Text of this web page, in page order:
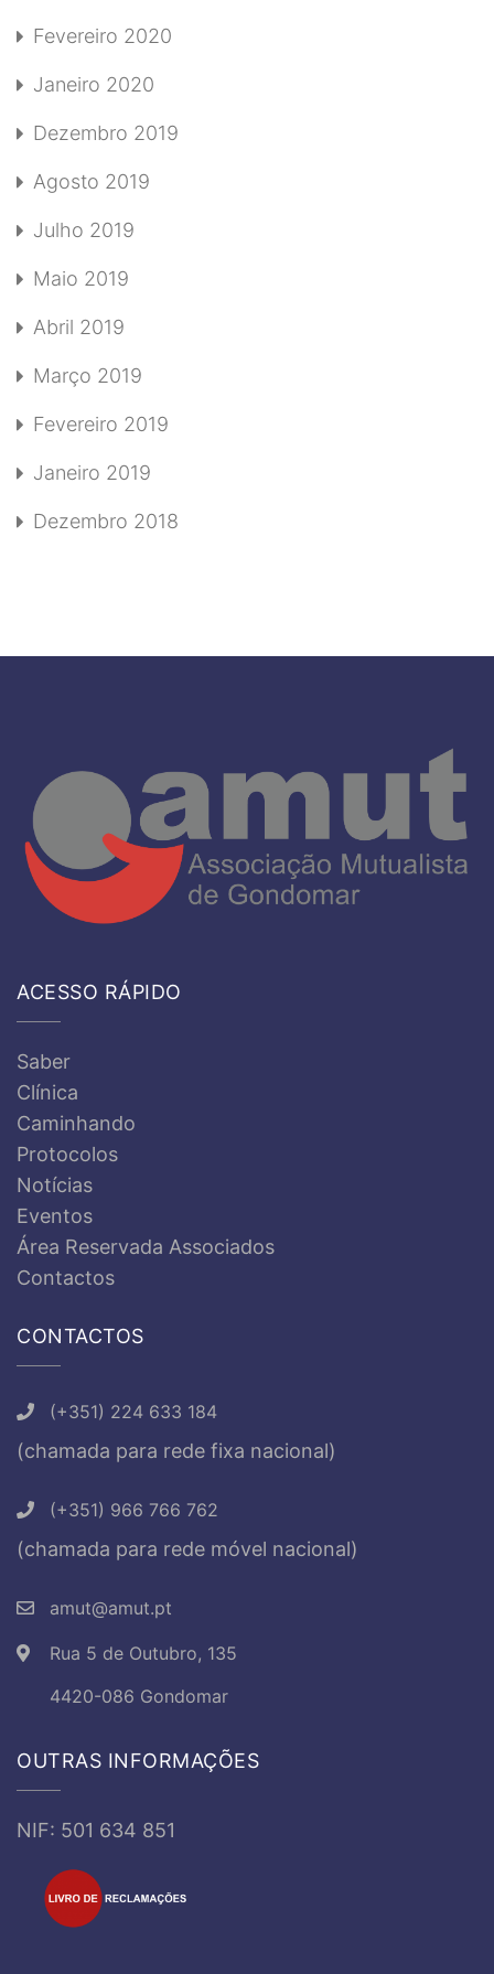
Fevereiro 2020
Janeiro 2020
Dezembro 2019
Agosto 2019
Julho 2019
Maio 2019
Abril 2019
Março 2019
Fevereiro 2019
Janeiro 2019
Dezembro 2018
ACESSO RÁPIDO
Saber
Clínica
Caminhando
Protocolos
Notícias
Eventos
Área Reservada Associados
Contactos
CONTACTOS
(+351) 224 633 184
(chamada para rede fixa nacional)
(+351) 966 766 762
(chamada para rede móvel nacional)
amut@amut.pt
Rua 5 de Outubro, 135
4420-086 Gondomar
OUTRAS INFORMAÇÕES
NIF: 501 634 851